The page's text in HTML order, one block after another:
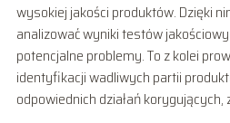
wysokiej jakości produktów. Dzięki
analizować wyniki testów
potencjalne problemy. To z kolei
identyfikacji wadliwych partii
odpowiednich działań